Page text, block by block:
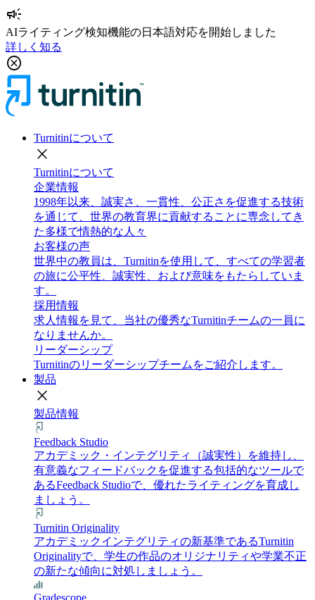
campaign
AIライティング検知機能の日本語対応を開始しました
詳しく知る
cancel
Turnitinについて
close
Turnitinについて
企業情報
1998年以来、誠実さ、一貫性、公正さを促進する技術
を通じて、世界の教育界に貢献することに専念してき
た多様で情熱的な人々
お客様の声
世界中の教員は、Turnitinを使用して、すべての学習者
の旅に公平性、誠実性、および意味をもたらしていま
す。
採用情報
求人情報を見て、当社の優秀なTurnitinチームの一員に
なりませんか。
リーダーシップ
Turnitinのリーダーシップチームをご紹介します。
製品
close
製品情報
Feedback Studio
アカデミック・インテグリティ（誠実性）を維持し、
有意義なフィードバックを促進する包括的なツールで
あるFeedback Studioで、優れたライティングを育成し
ましょう。
Turnitin Originality
アカデミックインテグリティの新基準であるTurnitin
Originalityで、学生の作品のオリジナリティや学業不正
の新たな傾向に対処しましょう。
Gradescope